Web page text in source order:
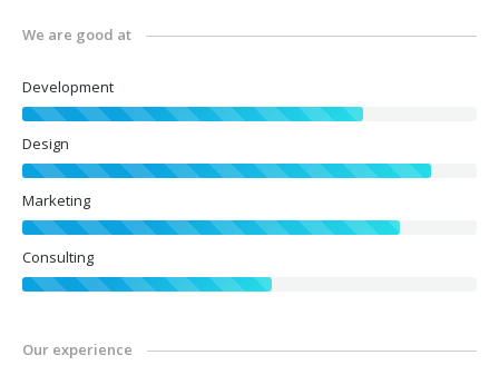
We are good at
Development
Design
Marketing
Consulting
Our experience